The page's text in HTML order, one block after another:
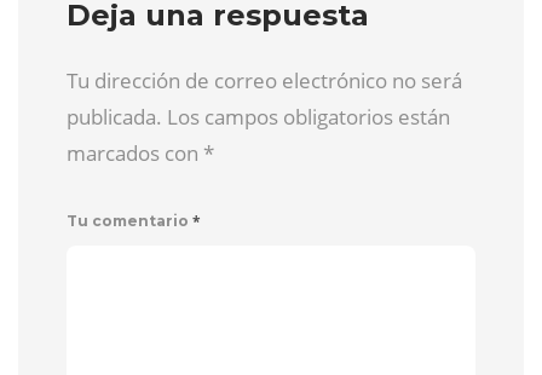
Deja una respuesta
Tu dirección de correo electrónico no será
publicada. Los campos obligatorios están
marcados con *
Tu comentario *